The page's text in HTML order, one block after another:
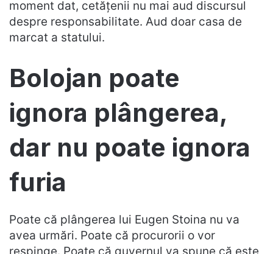
moment dat, cetățenii nu mai aud discursul
despre responsabilitate. Aud doar casa de
marcat a statului.
Bolojan poate
ignora plângerea,
dar nu poate ignora
furia
Poate că plângerea lui Eugen Stoina nu va
avea urmări. Poate că procurorii o vor